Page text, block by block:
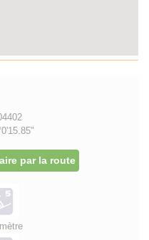
par la route